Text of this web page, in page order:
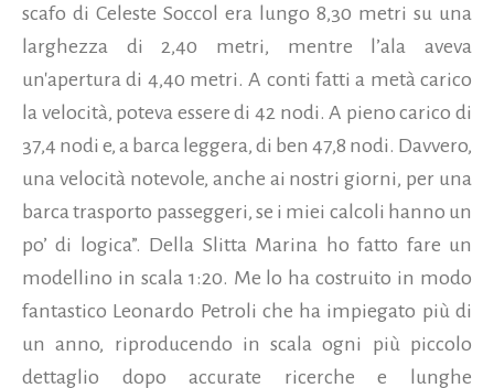
scafo di Celeste Soccol era lungo 8,30 metri su una
larghezza di 2,40 metri, mentre l’ala aveva
un'apertura di 4,40 metri. A conti fatti a metà carico
la velocità, poteva essere di 42 nodi. A pieno carico di
37,4 nodi e, a barca leggera, di ben 47,8 nodi. Davvero,
una velocità notevole, anche ai nostri giorni, per una
barca trasporto passeggeri, se i miei calcoli hanno un
po’ di logica”. Della Slitta Marina ho fatto fare un
modellino in scala 1:20. Me lo ha costruito in modo
fantastico Leonardo Petroli che ha impiegato più di
un anno, riproducendo in scala ogni più piccolo
dettaglio dopo accurate ricerche e lunghe